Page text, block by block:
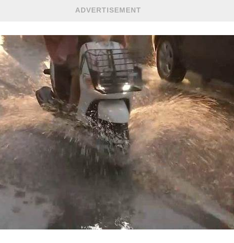
ADVERTISEMENT